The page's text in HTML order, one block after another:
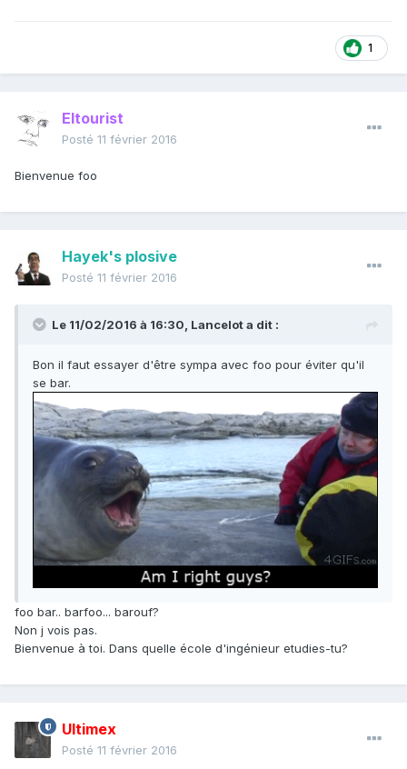
1
Eltourist
Posté 11 février 2016
Bienvenue foo
Hayek's plosive
Posté 11 février 2016
Le 11/02/2016 à 16:30, Lancelot a dit :
Bon il faut essayer d'être sympa avec foo pour éviter qu'il
se bar.
foo bar.. barfoo... barouf?
Non j vois pas.
Bienvenue à toi. Dans quelle école d'ingénieur etudies-tu?
Ultimex
Posté 11 février 2016